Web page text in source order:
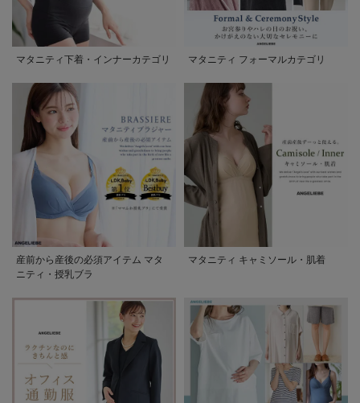
マタニティ下着・インナーカテゴリ マタニティ フォーマルカテゴリ
産前から産後の必須アイテム マタ
ニティ・授乳ブラ
マタニティ キャミソール・肌着